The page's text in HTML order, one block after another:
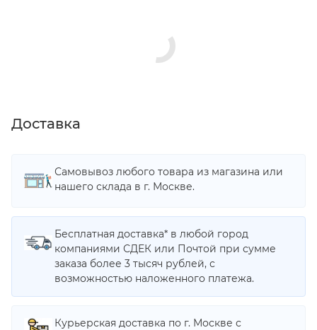
Доставка
Самовывоз любого товара из магазина или
нашего склада в г. Москве.
Бесплатная доставка* в любой город
компаниями СДЕК или Почтой при сумме
заказа более 3 тысяч рублей, с
возможностью наложенного платежа.
Курьерская доставка по г. Москве с